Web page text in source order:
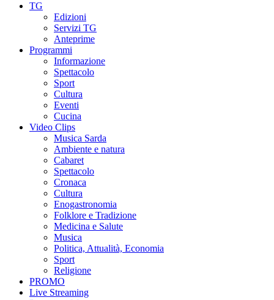
TG
Edizioni
Servizi TG
Anteprime
Programmi
Informazione
Spettacolo
Sport
Cultura
Eventi
Cucina
Video Clips
Musica Sarda
Ambiente e natura
Cabaret
Spettacolo
Cronaca
Cultura
Enogastronomia
Folklore e Tradizione
Medicina e Salute
Musica
Politica, Attualità, Economia
Sport
Religione
PROMO
Live Streaming